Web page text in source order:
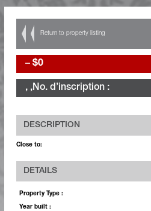
Return to property listing
– $0
, ,No. d’inscription :
DESCRIPTION
Close to:
DETAILS
Property Type :
Year built :